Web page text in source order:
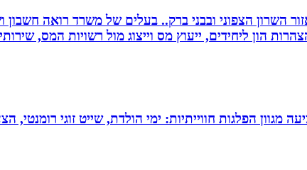
השרון הצפוני ובבני ברק.. בעלים של משרד רואה
הון ליחידים, ייעוץ מס וייצוג מול רשויות המס,
הפלגות חווייתיות: ימי הולדת, שייט זוגי רומנטי,